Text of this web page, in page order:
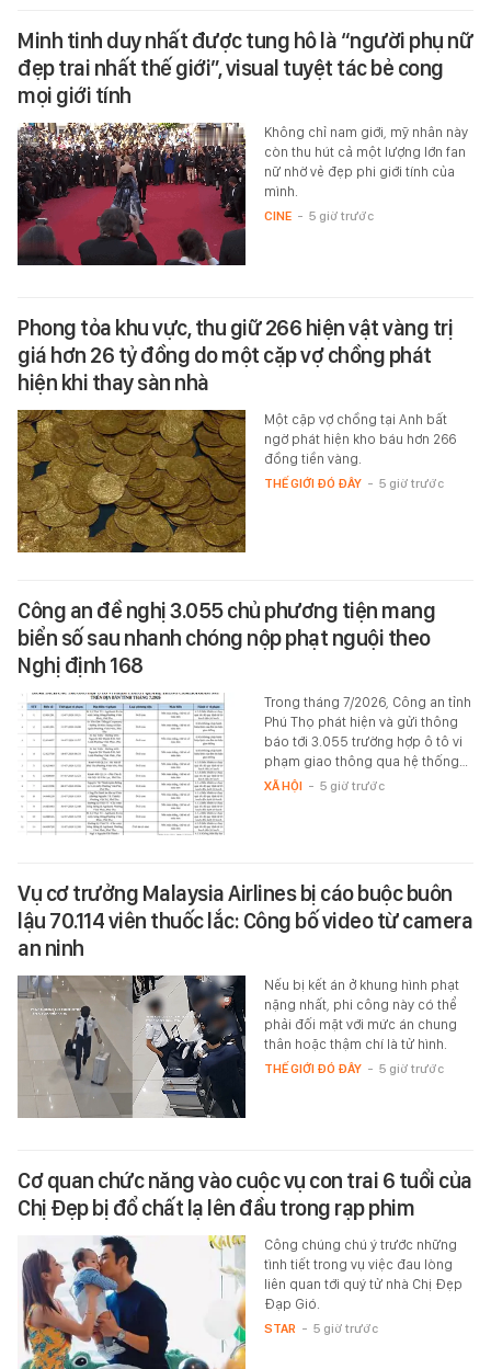
Minh tinh duy nhất được tung hô là “người phụ nữ
đẹp trai nhất thế giới”, visual tuyệt tác bẻ cong
mọi giới tính
Không chỉ nam giới, mỹ nhân này
còn thu hút cả một lượng lớn fan
nữ nhờ vẻ đẹp phi giới tính của
mình.
CINE - 5 giờ trước
Phong tỏa khu vực, thu giữ 266 hiện vật vàng trị
giá hơn 26 tỷ đồng do một cặp vợ chồng phát
hiện khi thay sàn nhà
Một cặp vợ chồng tại Anh bất
ngờ phát hiện kho báu hơn 266
đồng tiền vàng.
THẾ GIỚI ĐÓ ĐÂY - 5 giờ trước
Công an đề nghị 3.055 chủ phương tiện mang
biển số sau nhanh chóng nộp phạt nguội theo
Nghị định 168
Trong tháng 7/2026, Công an tỉnh
Phú Thọ phát hiện và gửi thông
báo tới 3.055 trường hợp ô tô vi
phạm giao thông qua hệ thống…
XÃ HỘI - 5 giờ trước
Vụ cơ trưởng Malaysia Airlines bị cáo buộc buôn
lậu 70.114 viên thuốc lắc: Công bố video từ camera
an ninh
Nếu bị kết án ở khung hình phạt
nặng nhất, phi công này có thể
phải đối mặt với mức án chung
thân hoặc thậm chí là tử hình.
THẾ GIỚI ĐÓ ĐÂY - 5 giờ trước
Cơ quan chức năng vào cuộc vụ con trai 6 tuổi của
Chị Đẹp bị đổ chất lạ lên đầu trong rạp phim
Công chúng chú ý trước những
tình tiết trong vụ việc đau lòng
liên quan tới quý tử nhà Chị Đẹp
Đạp Gió.
STAR - 5 giờ trước